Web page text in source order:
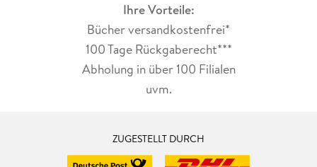
Ihre Vorteile:
Bücher versandkostenfrei*
100 Tage Rückgaberecht***
Abholung in über 100 Filialen
uvm.
ZUGESTELLT DURCH